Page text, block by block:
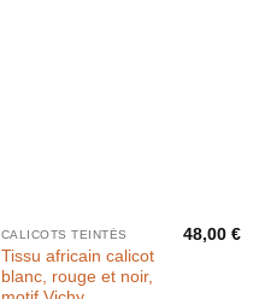
CALICOTS TEINTÉS
Tissu africain calicot
blanc, rouge et noir,
48,00€